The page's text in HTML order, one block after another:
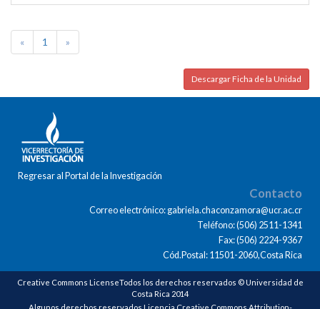
« 1 »
Descargar Ficha de la Unidad
Regresar al Portal de la Investigación
Contacto
Correo electrónico: gabriela.chaconzamora@ucr.ac.cr
Teléfono: (506) 2511-1341
Fax: (506) 2224-9367
Cód.Postal: 11501-2060,Costa Rica
Creative Commons LicenseTodos los derechos reservados © Universidad de
Costa Rica 2014